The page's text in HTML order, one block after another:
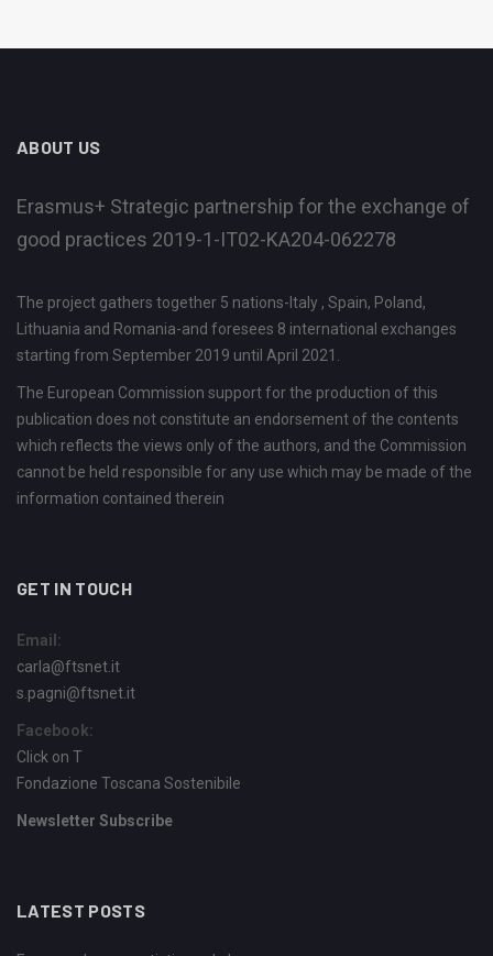
ABOUT US
Erasmus+ Strategic partnership for the exchange of
good practices 2019-1-IT02-KA204-062278
The project gathers together 5 nations-Italy , Spain, Poland,
Lithuania and Romania-and foresees 8 international exchanges
starting from September 2019 until April 2021.
The European Commission support for the production of this
publication does not constitute an endorsement of the contents
which reflects the views only of the authors, and the Commission
cannot be held responsible for any use which may be made of the
information contained therein
GET IN TOUCH
Email:
carla@ftsnet.it
s.pagni@ftsnet.it
Facebook:
Click on T
Fondazione Toscana Sostenibile
Newsletter Subscribe
LATEST POSTS